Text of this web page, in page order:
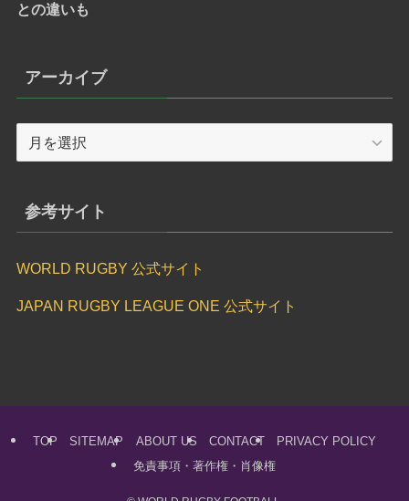
との違いも
アーカイブ
ー
イ
ブ
参考サイト
WORLD RUGBY 公式サイト
JAPAN RUGBY LEAGUE ONE 公式サイト
TOP SITEMAP ABOUT US CONTACT
PRIVACY POLICY
免責事項・著作権・肖像権